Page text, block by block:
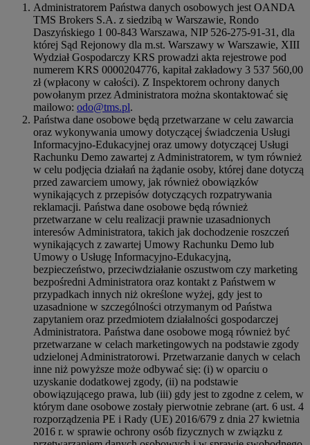
Administratorem Państwa danych osobowych jest OANDA
TMS Brokers S.A. z siedzibą w Warszawie, Rondo
Daszyńskiego 1 00-843 Warszawa, NIP 526-275-91-31, dla
której Sąd Rejonowy dla m.st. Warszawy w Warszawie, XIII
Wydział Gospodarczy KRS prowadzi akta rejestrowe pod
numerem KRS 0000204776, kapitał zakładowy 3 537 560,00
zł (wpłacony w całości). Z Inspektorem ochrony danych
powołanym przez Administratora można skontaktować się
mailowo: odo@tms.pl.
Państwa dane osobowe będą przetwarzane w celu zawarcia
oraz wykonywania umowy dotyczącej świadczenia Usługi
Informacyjno-Edukacyjnej oraz umowy dotyczącej Usługi
Rachunku Demo zawartej z Administratorem, w tym również
w celu podjęcia działań na żądanie osoby, której dane dotyczą
przed zawarciem umowy, jak również obowiązków
wynikających z przepisów dotyczących rozpatrywania
reklamacji. Państwa dane osobowe będą również
przetwarzane w celu realizacji prawnie uzasadnionych
interesów Administratora, takich jak dochodzenie roszczeń
wynikających z zawartej Umowy Rachunku Demo lub
Umowy o Usługę Informacyjno-Edukacyjną,
bezpieczeństwo, przeciwdziałanie oszustwom czy marketing
bezpośredni Administratora oraz kontakt z Państwem w
przypadkach innych niż określone wyżej, gdy jest to
uzasadnione w szczególności otrzymanym od Państwa
zapytaniem oraz przedmiotem działalności gospodarczej
Administratora. Państwa dane osobowe mogą również być
przetwarzane w celach marketingowych na podstawie zgody
udzielonej Administratorowi. Przetwarzanie danych w celach
inne niż powyższe może odbywać się: (i) w oparciu o
uzyskanie dodatkowej zgody, (ii) na podstawie
obowiązującego prawa, lub (iii) gdy jest to zgodne z celem, w
którym dane osobowe zostały pierwotnie zebrane (art. 6 ust. 4
rozporządzenia PE i Rady (UE) 2016/679 z dnia 27 kwietnia
2016 r. w sprawie ochrony osób fizycznych w związku z